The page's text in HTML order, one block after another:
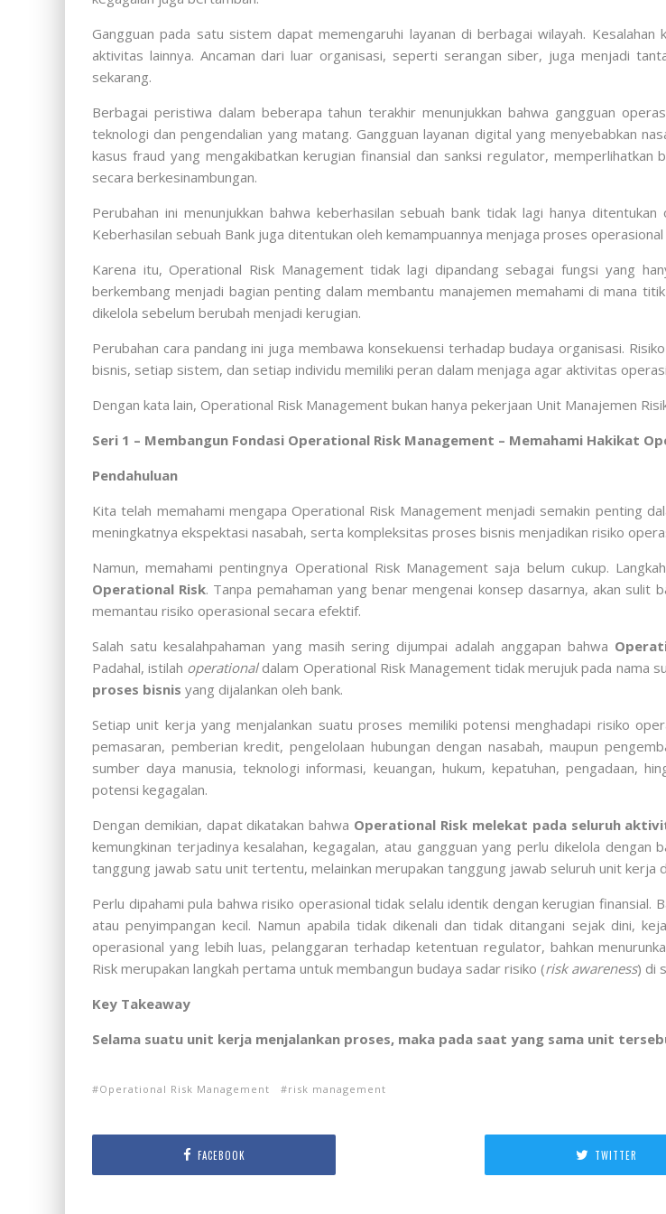
Gangguan pada satu sistem dapat memengaruhi layanan di berbagai wilayah.
aktivitas lainnya. Ancaman dari luar organisasi, seperti serangan siber, juga menjadi
sekarang.
Berbagai peristiwa dalam beberapa tahun terakhir menunjukkan bahwa gangguan
teknologi dan pengendalian yang matang. Gangguan layanan digital yang menyebabkan
kasus fraud yang mengakibatkan kerugian finansial dan sanksi regulator,
secara berkesinambungan.
Perubahan ini menunjukkan bahwa keberhasilan sebuah bank tidak lagi hanya
Keberhasilan sebuah Bank juga ditentukan oleh kemampuannya menjaga proses
Karena itu, Operational Risk Management tidak lagi dipandang sebagai fungsi yang
berkembang menjadi bagian penting dalam membantu manajemen memahami di mana
dikelola sebelum berubah menjadi kerugian.
Perubahan cara pandang ini juga membawa konsekuensi terhadap budaya organisasi.
bisnis, setiap sistem, dan setiap individu memiliki peran dalam menjaga agar aktivitas
Dengan kata lain, Operational Risk Management bukan hanya pekerjaan Unit Manajemen
Seri 1 – Membangun Fondasi Operational Risk Management – Memahami Hakikat
Pendahuluan
Kita telah memahami mengapa Operational Risk Management menjadi semakin penting
meningkatnya ekspektasi nasabah, serta kompleksitas proses bisnis menjadikan risiko
Namun, memahami pentingnya Operational Risk Management saja belum cukup.
Operational Risk. Tanpa pemahaman yang benar mengenai konsep dasarnya, akan sulit
memantau risiko operasional secara efektif.
Salah satu kesalahpahaman yang masih sering dijumpai adalah anggapan bahwa
Padahal, istilah operationaldalam Operational Risk Management tidak merujuk pada nama
proses bisnis yang dijalankan oleh bank.
Setiap unit kerja yang menjalankan suatu proses memiliki potensi menghadapi risiko
pemasaran, pemberian kredit, pengelolaan hubungan dengan nasabah, maupun
sumber daya manusia, teknologi informasi, keuangan, hukum, kepatuhan, pengadaan,
potensi kegagalan.
Dengan demikian, dapat dikatakan bahwa Operational Risk melekat pada seluruh
kemungkinan terjadinya kesalahan, kegagalan, atau gangguan yang perlu dikelola
tanggung jawab satu unit tertentu, melainkan merupakan tanggung jawab seluruh unit kerja
Perlu dipahami pula bahwa risiko operasional tidak selalu identik dengan kerugian
atau penyimpangan kecil. Namun apabila tidak dikenali dan tidak ditangani sejak dini,
operasional yang lebih luas, pelanggaran terhadap ketentuan regulator, bahkan
Risk merupakan langkah pertama untuk membangun budaya sadar risiko (risk awareness) di
Key Takeaway
Selama suatu unit kerja menjalankan proses, maka pada saat yang sama unit
Operational Risk Management risk management
FACEBOOK TWITTER